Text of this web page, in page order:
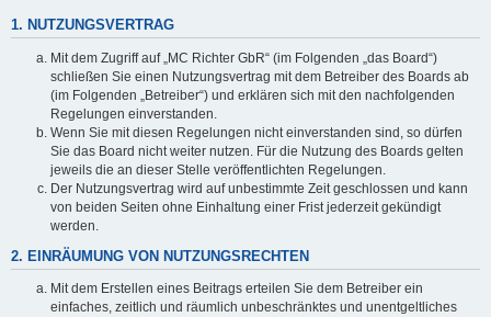
1. NUTZUNGSVERTRAG
Mit dem Zugriff auf „MC Richter GbR“ (im Folgenden „das Board“)
schließen Sie einen Nutzungsvertrag mit dem Betreiber des Boards ab
(im Folgenden „Betreiber“) und erklären sich mit den nachfolgenden
Regelungen einverstanden.
Wenn Sie mit diesen Regelungen nicht einverstanden sind, so dürfen
Sie das Board nicht weiter nutzen. Für die Nutzung des Boards gelten
jeweils die an dieser Stelle veröffentlichten Regelungen.
Der Nutzungsvertrag wird auf unbestimmte Zeit geschlossen und kann
von beiden Seiten ohne Einhaltung einer Frist jederzeit gekündigt
werden.
2. EINRÄUMUNG VON NUTZUNGSRECHTEN
Mit dem Erstellen eines Beitrags erteilen Sie dem Betreiber ein
einfaches, zeitlich und räumlich unbeschränktes und unentgeltliches